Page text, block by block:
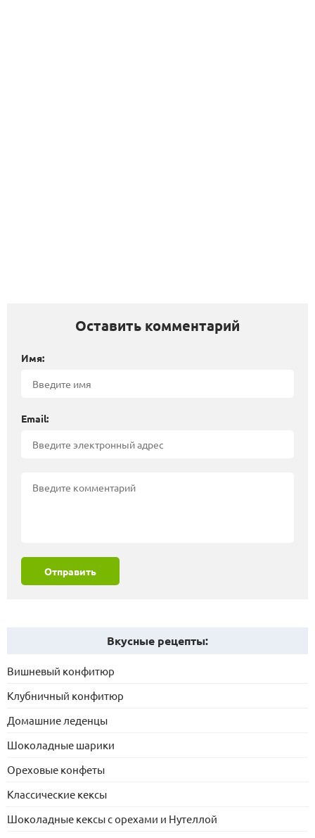
Оставить комментарий
Имя:
Email:
Отправить
Вкусные рецепты:
Вишневый конфитюр
Клубничный конфитюр
Домашние леденцы
Шоколадные шарики
Ореховые конфеты
Классические кексы
Шоколадные кексы с орехами и Нутеллой